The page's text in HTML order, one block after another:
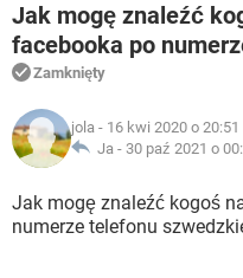
INSTAGRAM
WINDOWS 10
SPOTIFY
INSTAGRAM
WINDOWS 10
ANDROID
GRY
INSTAGRAM
FORUM
COVID-19
GRY
SPOTIFY
INSTAGRAM
WINDOWS 10
COVID-19
SPOTIFY
Jak mogę znaleźć
facebooka po
Zamknięty
jola - 16 kwi 2020 o 20:51
Ja - 30 paź 2021 o
Jak mogę znaleźć kogoś
numerze telefonu